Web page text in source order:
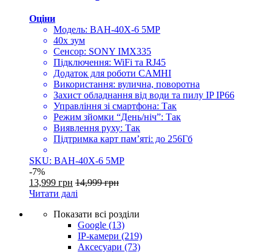
Оціни
Модель: BAH-40X-6 5MP
40х зум
Сенсор: SONY IMX335
Підключення: WiFi та RJ45
Додаток для роботи CAMHI
Використання: вулична, поворотна
Захист обладнання від води та пилу IP IP66
Управління зі смартфона: Так
Режим зйомки “День/ніч”: Так
Виявлення руху: Так
Підтримка карт пам’яті: до 256Гб
SKU: BAH-40X-6 5MP
-7%
13,999 грн 14,999грн
Читати далі
Показати всі розділи
Google (13)
IP-камери (219)
Аксесуари (73)